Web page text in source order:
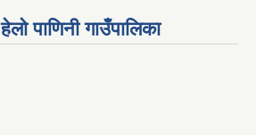
हेलो पाणिनी गाउँपालिका